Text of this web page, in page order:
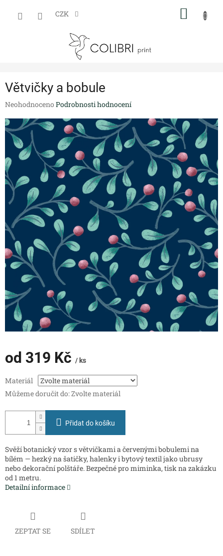
CZK
Větvičky a bobule
Průměrné
produktu
je
0,0
5
hvězdiček.
Neohodnoceno Podrobnosti hodnocení
od 319 Kč / ks
cena:
Materiál
Můžeme doručit do:Zvolte materiál
Přidat do košíku
Svěží botanický vzor s větvičkami a červenými bobulemi na
bílém — hezký na šatičky, halenky i bytový textil jako ubrusy
nebo dekorační polštáře. Bezpečné pro miminka, tisk na zakázku
od 1 metru.
Detailní informace
ZEPTAT SE SDÍLET